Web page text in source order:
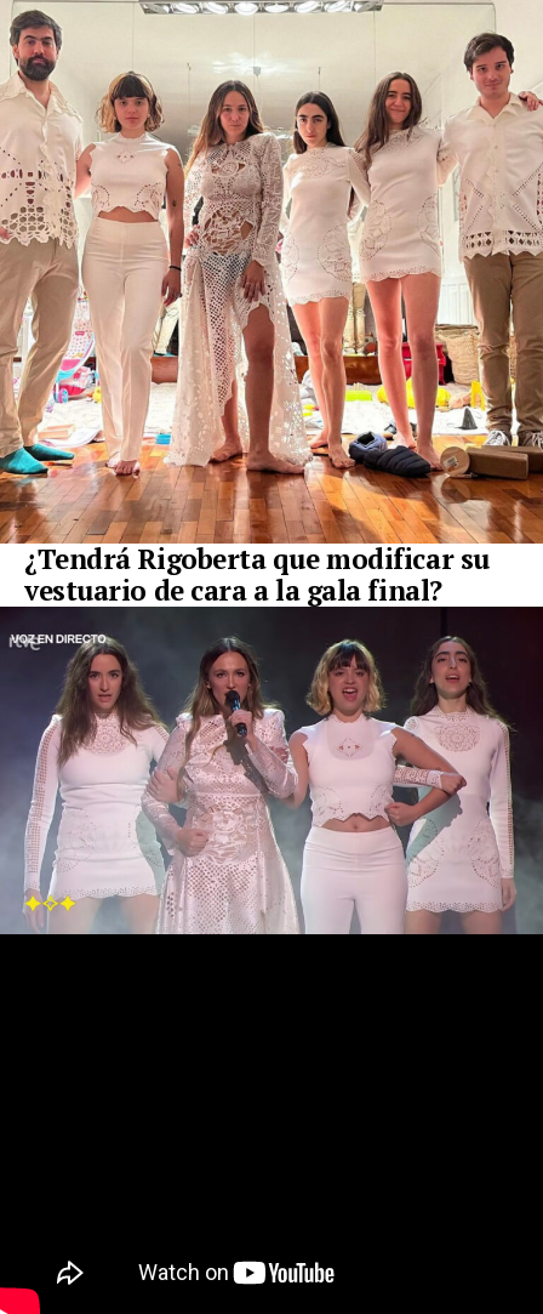
¿Tendrá Rigoberta que modificar su
vestuario de cara a la gala final?